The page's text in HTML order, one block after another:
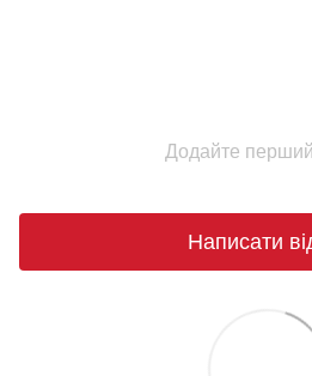
Додайте перший
Написати